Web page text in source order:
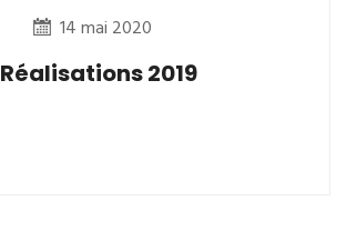
14 mai 2020
Réalisations 2019